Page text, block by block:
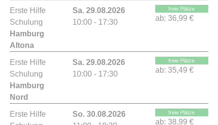
Erste Hilfe
Schulung
Hamburg
Altona
Sa. 29.08.2026
10:00 - 17:30
freie Plätze
ab: 36,99 €
Erste Hilfe
Schulung
Hamburg
Nord
Sa. 29.08.2026
10:00 - 17:30
freie Plätze
ab: 35,49 €
Erste Hilfe
So. 30.08.2026
freie Plätze
ab: 38,99 €